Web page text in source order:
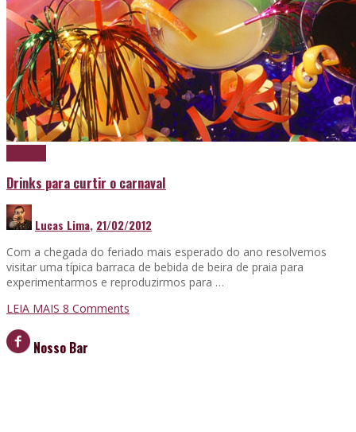
Drinks para curtir o carnaval
Lucas Lima, 21/02/2012
Com a chegada do feriado mais esperado do ano resolvemos
visitar uma típica barraca de bebida de beira de praia para
experimentarmos e reproduzirmos para …
LEIA MAIS 8 Comments
Nosso Bar